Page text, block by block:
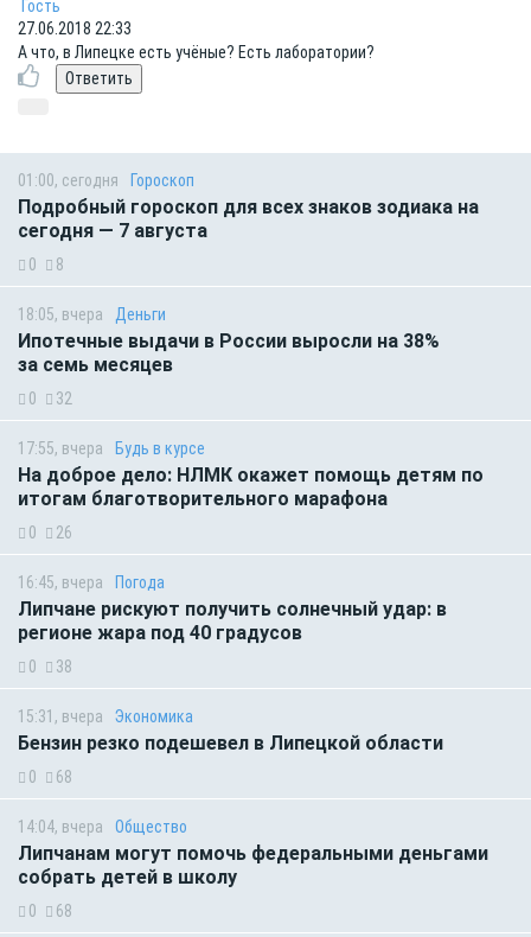
Гость
27.06.2018 22:33
А что, в Липецке есть учёные? Есть лаборатории?
01:00, сегодня Гороскоп
Подробный гороскоп для всех знаков зодиака на
сегодня — 7 августа
0 8
18:05, вчера Деньги
Ипотечные выдачи в России выросли на 38%
за семь месяцев
0 32
17:55, вчера Будь в курсе
На доброе дело: НЛМК окажет помощь детям по
итогам благотворительного марафона
0 26
16:45, вчера Погода
Липчане рискуют получить солнечный удар: в
регионе жара под 40 градусов
0 38
15:31, вчера Экономика
Бензин резко подешевел в Липецкой области
0 68
14:04, вчера Общество
Липчанам могут помочь федеральными деньгами
собрать детей в школу
0 68